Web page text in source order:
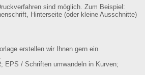
sind möglich. Zum Beispiel:
Hinterseite (oder kleine Ausschnitte)
erstellen wir Ihnen gern ein
EPS / Schriften umwandeln in Kurven;